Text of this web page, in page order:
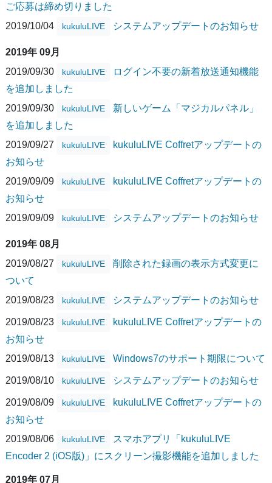
ご応募は締め切りました
2019/10/04
kukuluLIVE システムアップデートのお知らせ
2019年 09月
2019/09/30
kukuluLIVE
ログイン不要の新着放送通知機能
を追加しました
2019/09/30
kukuluLIVE
新しいゲーム「マジカルパネル」
を追加しました
2019/09/27
kukuluLIVE
kukuluLIVE Coffretアップデートの
お知らせ
2019/09/09
kukuluLIVE
kukuluLIVE Coffretアップデートの
お知らせ
2019/09/09
kukuluLIVE システムアップデートのお知らせ
2019年 08月
2019/08/27
kukuluLIVE
削除された録画の表示方式変更に
ついて
2019/08/23
kukuluLIVE システムアップデートのお知らせ
2019/08/23 kukuluLIVE
kukuluLIVE Coffretアップデートの
お知らせ
2019/08/13
kukuluLIVE Windows7のサポート期限について
2019/08/10 kukuluLIVE システムアップデートのお知らせ
2019/08/09 kukuluLIVE
kukuluLIVE Coffretアップデートの
お知らせ
2019/08/06
kukuluLIVE
スマホアプリ「kukuluLIVE
Encoder 2 (iOS版)」にスクリーン撮影機能を追加しました
2019年 07月